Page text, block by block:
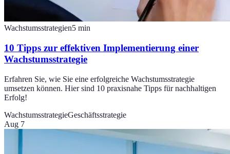
Wachstumsstrategien5 min
10 Tipps zur effektiven Implementierung einer
Wachstumsstrategie
Erfahren Sie, wie Sie eine erfolgreiche Wachstumsstrategie
umsetzen können. Hier sind 10 praxisnahe Tipps für nachhaltigen
Erfolg!
WachstumsstrategieGeschäftsstrategie
Aug 7